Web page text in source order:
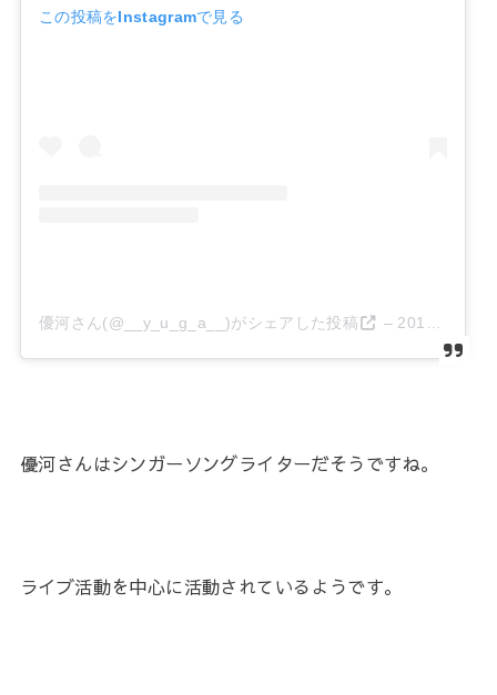
この投稿をInstagramで見る
優河さん(@__y_u_g_a__)がシェアした投稿 – 2018年 2月月18日午後11時41分PST
優河さんはシンガーソングライターだそうですね。
ライブ活動を中心に活動されているようです。